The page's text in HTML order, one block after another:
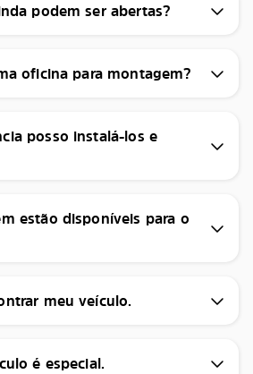
podem ser abertas?
oficina para montagem?
posso instalá-los e
estão disponíveis para o
meu veículo.
é especial.